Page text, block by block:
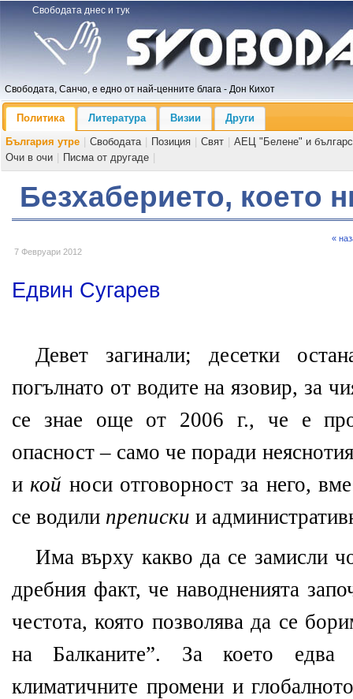
Свободата днес и тук
Свободата, Санчо, е едно от най-ценните блага - Дон Кихот
Политика Литература Визии
Други
България утре
Свободата Позиция Свят
АЕЦ "Белене" и
Очи в очи
Писма от другаде
Безхаберието, което
7 Февруари 2012
«
Едвин Сугарев
Девет загинали; десетки
погълнато от водите на язовир, за
се знае още от 2006 г., че е
опасност – само че поради
икой носи отговорност за него,
се водили преписки и
Има върху какво да се замисли
дребния факт, че наводненията
честота, която позволява да се
на Балканите”. За което
климатичните промени и